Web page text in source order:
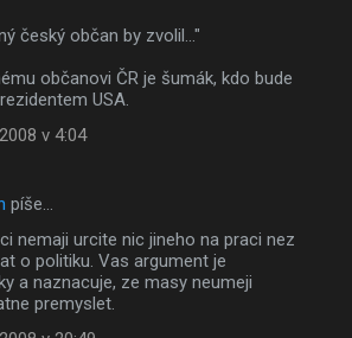
český občan by zvolil..."
občanovi ČR je šumák, kdo bude
USA.
v 4:04
píše…
nemaji urcite nic jineho na praci nez
o politiku. Vas argument je
a naznacuje, ze masy neumeji
premyslet.